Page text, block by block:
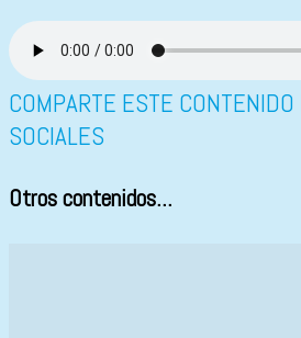
COMPARTE ESTE
SOCIALES
Otros contenidos...